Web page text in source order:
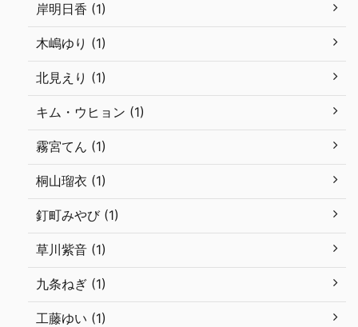
岸明日香 (1)
木嶋ゆり (1)
北見えり (1)
キム・ウヒョン (1)
霧宮てん (1)
桐山瑠衣 (1)
釘町みやび (1)
草川紫音 (1)
九条ねぎ (1)
工藤ゆい (1)